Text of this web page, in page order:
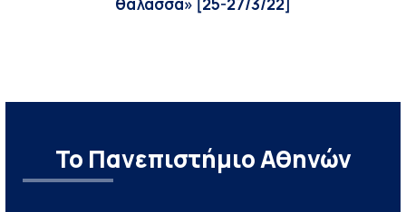
θάλασσα» [25-27/3/22]
Το Πανεπιστήμιο Αθηνών